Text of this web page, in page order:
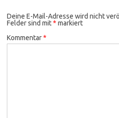
Deine E-Mail-Adresse wird nicht
Felder sind mit* markiert
Kommentar*